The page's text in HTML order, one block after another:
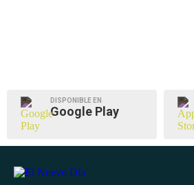
DISPONIBLE EN
Google Play